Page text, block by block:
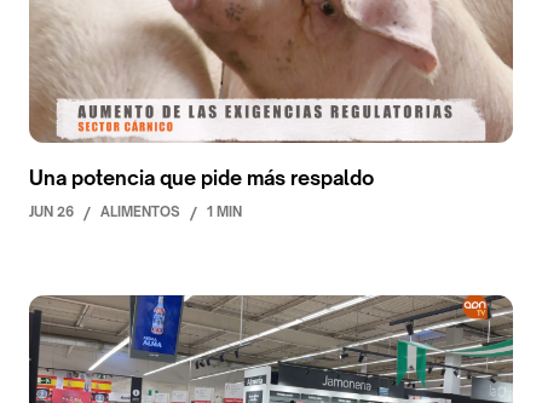
Una potencia que pide más respaldo
JUN 26 / ALIMENTOS / 1 MIN